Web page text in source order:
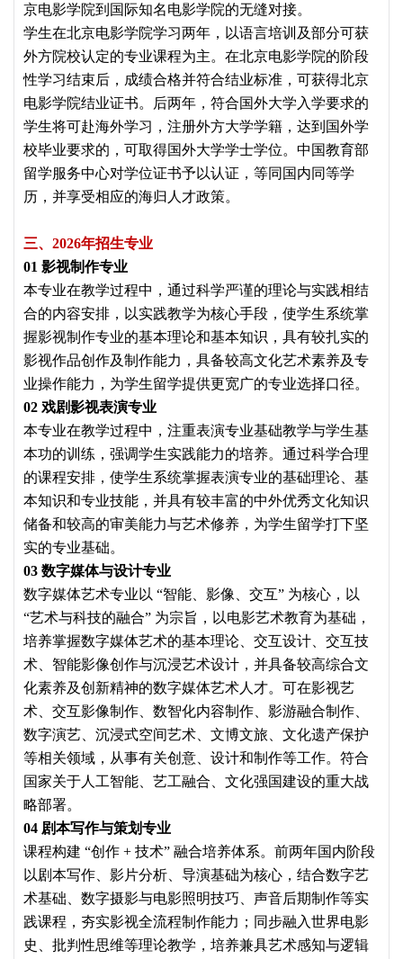
京电影学院到国际知名电影学院的无缝对接。
学生在北京电影学院学习两年，以语言培训及部分可获
外方院校认定的专业课程为主。在北京电影学院的阶段
性学习结束后，成绩合格并符合结业标准，可获得北京
电影学院结业证书。后两年，符合国外大学入学要求的
学生将可赴海外学习，注册外方大学学籍，达到国外学
校毕业要求的，可取得国外大学学士学位。中国教育部
留学服务中心对学位证书予以认证，等同国内同等学
历，并享受相应的海归人才政策。
三、2026年招生专业
01 影视制作专业
本专业在教学过程中，通过科学严谨的理论与实践相结
合的内容安排，以实践教学为核心手段，使学生系统掌
握影视制作专业的基本理论和基本知识，具有较扎实的
影视作品创作及制作能力，具备较高文化艺术素养及专
业操作能力，为学生留学提供更宽广的专业选择口径。
02 戏剧影视表演专业
本专业在教学过程中，注重表演专业基础教学与学生基
本功的训练，强调学生实践能力的培养。通过科学合理
的课程安排，使学生系统掌握表演专业的基础理论、基
本知识和专业技能，并具有较丰富的中外优秀文化知识
储备和较高的审美能力与艺术修养，为学生留学打下坚
实的专业基础。
03 数字媒体与设计专业
数字媒体艺术专业以 “智能、影像、交互” 为核心，以
“艺术与科技的融合” 为宗旨，以电影艺术教育为基础，
培养掌握数字媒体艺术的基本理论、交互设计、交互技
术、智能影像创作与沉浸艺术设计，并具备较高综合文
化素养及创新精神的数字媒体艺术人才。可在影视艺
术、交互影像制作、数智化内容制作、影游融合制作、
数字演艺、沉浸式空间艺术、文博文旅、文化遗产保护
等相关领域，从事有关创意、设计和制作等工作。符合
国家关于人工智能、艺工融合、文化强国建设的重大战
略部署。
04 剧本写作与策划专业
课程构建 “创作 + 技术” 融合培养体系。前两年国内阶段
以剧本写作、影片分析、导演基础为核心，结合数字艺
术基础、数字摄影与电影照明技巧、声音后期制作等实
践课程，夯实影视全流程制作能力；同步融入世界电影
史、批判性思维等理论教学，培养兼具艺术感知与逻辑